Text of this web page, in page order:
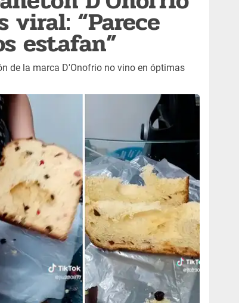
viral: “Parece
estafan”
de la marca D'Onofrio no vino en óptimas